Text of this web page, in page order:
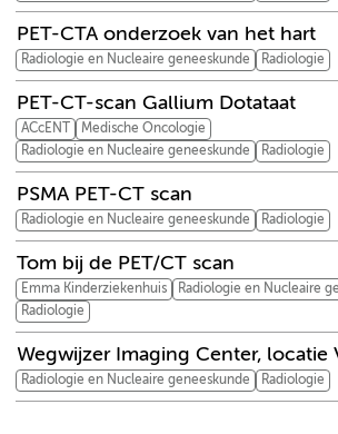
PET-CTA onderzoek van het hart
Radiologie en Nucleaire geneeskunde Radiologie
PET-CT-scan Gallium Dotataat
ACcENT
Medische Oncologie
Radiologie en Nucleaire geneeskunde
Radiologie
PSMA PET-CT scan
Radiologie en Nucleaire geneeskunde Radiologie
Tom bij de PET/CT scan
Emma Kinderziekenhuis
Radiologie en Nucleaire
Radiologie
Wegwijzer Imaging Center, locatie
Radiologie en Nucleaire geneeskunde Radiologie